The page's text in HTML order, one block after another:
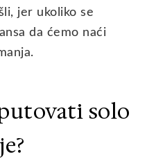
jer ukoliko se
da ćemo naći
solo